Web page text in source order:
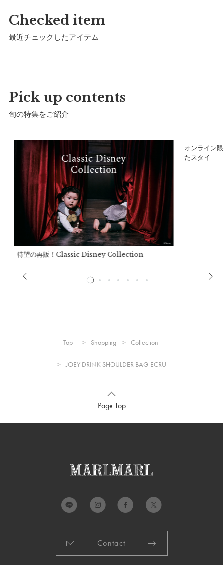
ます。
【おすすめ】
サイズ
縦：29cm
底マチ幅：12cm
肩紐の長さ：88cm～130cm
重さ：
322g
推奨使用期間：月齢12ヶ月目～
詳細
ポリエステル100％
遅れる可能性があるため、あらかじめご了承ください。
Checked item
最近チェックしたアイテム
Pick up contents
旬の特集をご紹介
待望の再販！Classic Disney Collection
オンライン
たスタイ
Top Shopping Collection
JOEY DRINK SHOULDER BAG ECRU
Page Top
Contact